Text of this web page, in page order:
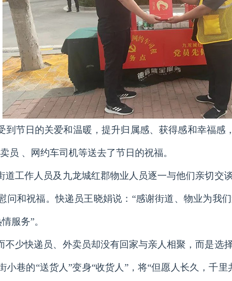
到节日的关爱和温暖，提升归属感、获得感和幸福感
员 、网约车司机等送去了节日的祝福。
道工作人员及九龙城红郡物业人员逐一与他们亲切交
问和祝福。快递员王晓娟说：“感谢街道、物业为我
服务”。
不少快递员、外卖员却没有回家与亲人相聚，而是选
巷的“送货人”变身“收货人”，将“但愿人长久，千